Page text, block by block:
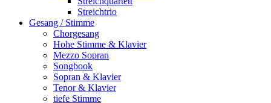
Streichtrio
Gesang / Stimme
Chorgesang
Hohe Stimme & Klavier
Mezzo Sopran
Songbook
Sopran & Klavier
Tenor & Klavier
tiefe Stimme